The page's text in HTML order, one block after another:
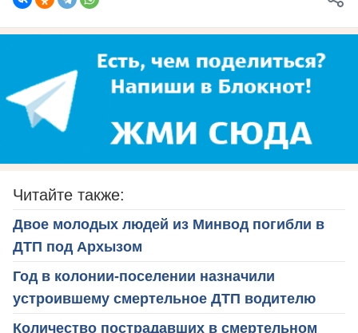
Читайте также:
Двое молодых людей из Минвод погибли в
ДТП под Архызом
Год в колонии-поселении назначили
устроившему смертельное ДТП водителю
Количество пострадавших в смертельном